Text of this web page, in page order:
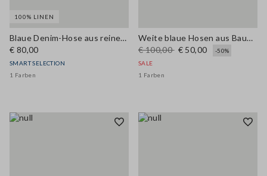
100% LINEN
Blaue Denim-Hose aus reinem Leinen mit weitem Bein
€ 80,00
SMART SELECTION
1 Farben
Weite blaue Hosen aus Baumwollmischung mit Gürtel
€ 100,00 € 50,00
-50%
SALE
1 Farben